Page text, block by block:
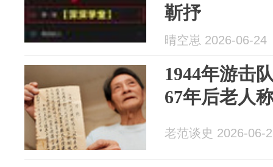
靳抒
晴空崽 2026-06-24
1944年游击
67年后老人
老范谈史 2026-06-